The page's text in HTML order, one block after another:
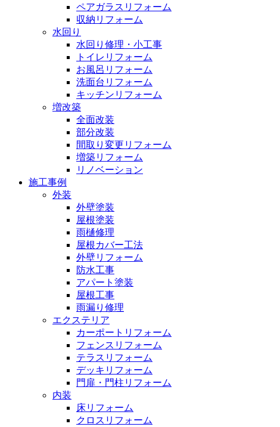
ペアガラスリフォーム
収納リフォーム
水回り
水回り修理・小工事
トイレリフォーム
お風呂リフォーム
洗面台リフォーム
キッチンリフォーム
増改築
全面改装
部分改装
間取り変更リフォーム
増築リフォーム
リノベーション
施工事例
外装
外壁塗装
屋根塗装
雨樋修理
屋根カバー工法
外壁リフォーム
防水工事
アパート塗装
屋根工事
雨漏り修理
エクステリア
カーポートリフォーム
フェンスリフォーム
テラスリフォーム
デッキリフォーム
門扉・門柱リフォーム
内装
床リフォーム
クロスリフォーム